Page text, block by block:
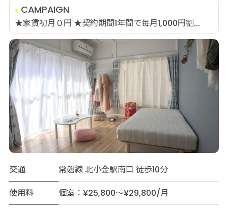
CAMPAIGN
★家賃初月０円 ★契約期間1年間で毎月1,000円割...
交通
常磐線 北小金駅南口 徒歩10分
使用料
個室：¥25,800～¥29,800/月